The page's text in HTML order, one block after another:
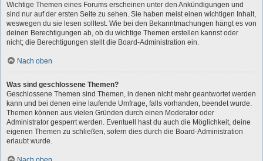
Wichtige Themen eines Forums erscheinen unter den Ankündigungen und
sind nur auf der ersten Seite zu sehen. Sie haben meist einen wichtigen Inhalt,
weswegen du sie lesen solltest. Wie bei den Bekanntmachungen hängt es von
deinen Berechtigungen ab, ob du wichtige Themen erstellen kannst oder
nicht; die Berechtigungen stellt die Board-Administration ein.
Nach oben
Was sind geschlossene Themen?
Geschlossene Themen sind Themen, in denen nicht mehr geantwortet werden
kann und bei denen eine laufende Umfrage, falls vorhanden, beendet wurde.
Themen können aus vielen Gründen durch einen Moderator oder
Administrator gesperrt werden. Eventuell hast du auch die Möglichkeit, deine
eigenen Themen zu schließen, sofern dies durch die Board-Administration
erlaubt wurde.